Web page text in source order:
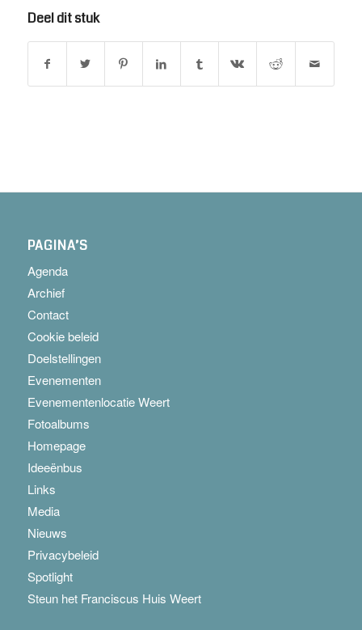
Deel dit stuk
PAGINA’S
Agenda
Archief
Contact
Cookie beleid
Doelstellingen
Evenementen
Evenementenlocatie Weert
Fotoalbums
Homepage
Ideeënbus
Links
Media
Nieuws
Privacybeleid
Spotlight
Steun het Franciscus Huis Weert